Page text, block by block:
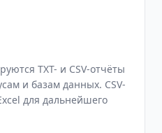
TXT- и CSV-отчёты
и базам данных. CSV-
для дальнейшего